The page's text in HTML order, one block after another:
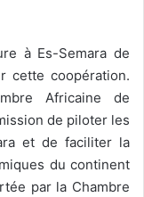
à Es-Semara de
cette coopération.
Africaine de
de piloter les
et de faciliter la
du continent
par la Chambre